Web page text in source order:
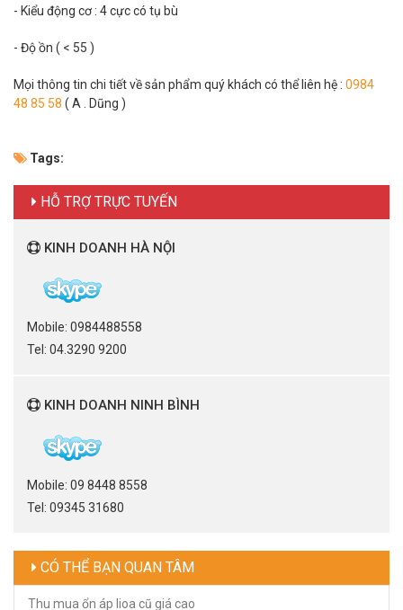
- Kiểu động cơ : 4 cực có tụ bù
- Độ ồn ( < 55 )
Mọi thông tin chi tiết về sản phẩm quý khách có thể liên hệ : 0984
48 85 58 ( A . Dũng )
Tags:
HỖ TRỢ TRỰC TUYẾN
KINH DOANH HÀ NỘI
Mobile: 0984488558
Tel: 04.3290 9200
KINH DOANH NINH BÌNH
Mobile: 09 8448 8558
Tel: 09345 31680
CÓ THỂ BẠN QUAN TÂM
Thu mua ổn áp lioa cũ giá cao